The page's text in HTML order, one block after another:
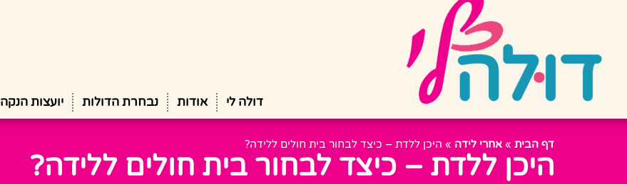
דולה לי אודות נבחרת הדולות יועצות הנקה
דף הבית » אחרי לידה » היכן ללדת – כיצד לבחור בית חולים ללידה?
היכן ללדת – כיצד לבחור בית חולים ללידה?